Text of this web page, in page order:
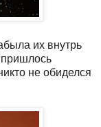
их внутрь
не обиделся